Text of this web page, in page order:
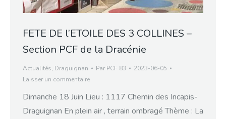
FETE DE l’ETOILE DES 3 COLLINES –
Section PCF de la Dracénie
Actualités, Draguignan Par PCF 83
2023-06-05
Laisser un commentaire
Dimanche 18 Juin Lieu : 1117 Chemin des Incapis-
Draguignan En plein air , terrain ombragé Thème : La